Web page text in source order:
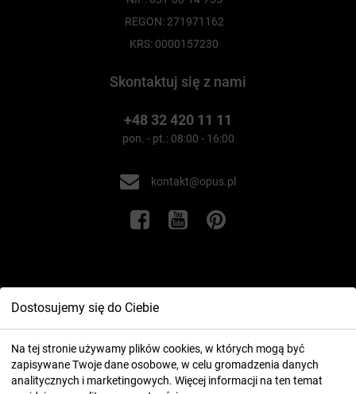
Dostosujemy się do Ciebie
Na tej stronie używamy plików cookies, w których mogą być
zapisywane Twoje dane osobowe, w celu gromadzenia danych
analitycznych i marketingowych. Więcej informacji na ten temat
REGON: 271971162
KRS: 0000157230
Skontaktuj się z nami
+48 32 420 11 11
pon. - pt.: 08:00 - 16:00
kontakt@opus.pl
Informacje
Twoje konto